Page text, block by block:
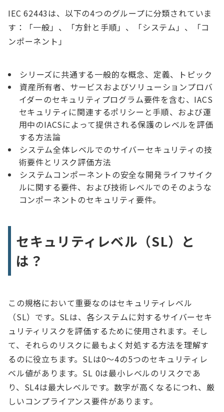
IEC 62443は、以下の4つのグループに分類されていま
す：「一般」、「方針と手順」、「システム」、「コ
ンポーネント」
シリーズに共通する一般的な概念、定義、トピック
資産所有者、サービスおよびソリューションプロバ
イダーのセキュリティプログラム要件を含む、IACS
セキュリティに関連するポリシーと手順、および運
用中のIACSによって提供される保護のレベルを評価
する方法論
システム全体レベルでのサイバーセキュリティの技
術要件とリスク評価方法
システムコンポーネントの安全な開発ライフサイク
ルに関する要件、および技術レベルでのそのような
コンポーネントのセキュリティ要件。
セキュリティレベル（SL）と
は？
この規格において重要なのはセキュリティレベル
（SL）です。SLは、各システムに対するサイバーセキ
ュリティリスクを評価するために使用されます。そし
て、それらのリスクに最もよく対処する方法を理解す
るのに役立ちます。SLは0〜4の5つのセキュリティレ
ベル値があります。SL 0は最小レベルのリスクであ
り、SL4は最大レベルです。数字が高くなるにつれ、厳
しいコンプライアンス要件があります。